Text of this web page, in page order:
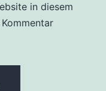
in diesem